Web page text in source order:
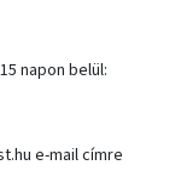
napon belül:
e-mail címre